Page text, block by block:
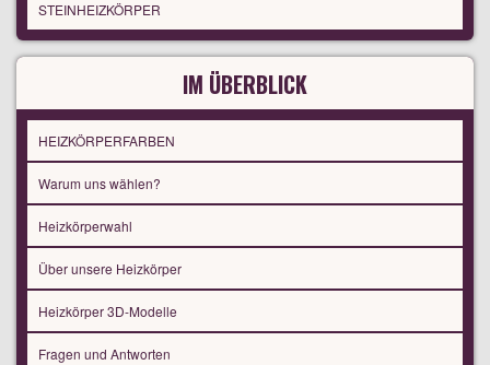
STEINHEIZKÖRPER
IM ÜBERBLICK
HEIZKÖRPERFARBEN
Warum uns wählen?
Heizkörperwahl
Über unsere Heizkörper
Heizkörper 3D-Modelle
Fragen und Antworten